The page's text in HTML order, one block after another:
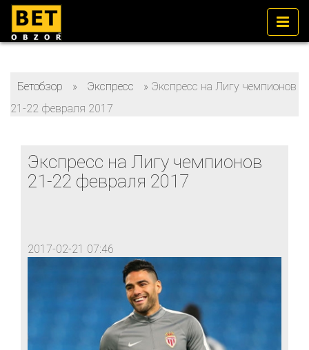
Бетобзор » Экспресс » Экспресс на Лигу чемпионов
21-22 февраля 2017
Экспресс на Лигу чемпионов
21-22 февраля 2017
2017-02-21 07:46